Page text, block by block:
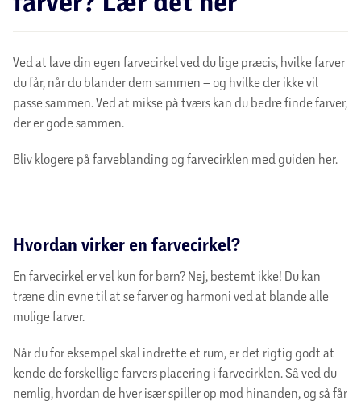
Ved at lave din egen farvecirkel ved du lige præcis, hvilke farver
du får, når du blander dem sammen – og hvilke der ikke vil
passe sammen. Ved at mikse på tværs kan du bedre finde farver,
der er gode sammen.
Bliv klogere på farveblanding og farvecirklen med guiden her.
Hvordan virker en farvecirkel?
En farvecirkel er vel kun for børn? Nej, bestemt ikke! Du kan
træne din evne til at se farver og harmoni ved at blande alle
mulige farver.
Når du for eksempel skal indrette et rum, er det rigtig godt at
kende de forskellige farvers placering i farvecirklen. Så ved du
nemlig, hvordan de hver især spiller op mod hinanden, og så får